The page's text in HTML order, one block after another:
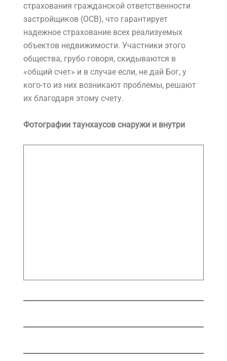
страхования гражданской ответственности
застройщиков (ОСВ), что гарантирует
надежное страхование всех реализуемых
объектов недвижимости. Участники этого
общества, грубо говоря, скидываются в
«общий счет» и в случае если, не дай Бог, у
кого-то из них возникают проблемы, решают
их благодаря этому счету.
Фотографии таунхаусов снаружи и внутри